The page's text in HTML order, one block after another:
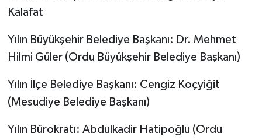
Kalafat
Yılın Büyükşehir Belediye Başkanı: Dr. Mehmet
Hilmi Güler (Ordu Büyükşehir Belediye Başkanı)
Yılın İlçe Belediye Başkanı: Cengiz Koçyiğit
(Mesudiye Belediye Başkanı)
Yılın Bürokratı: Abdulkadir Hatipoğlu (Ordu